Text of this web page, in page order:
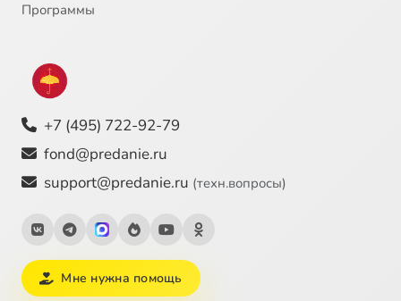
Программы
+7 (495) 722-92-79
fond@predanie.ru
support@predanie.ru (техн.вопросы)
Мне нужна помощь